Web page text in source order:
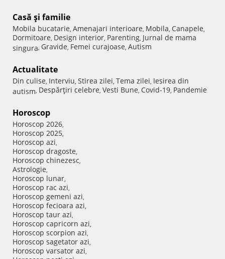
Casă şi familie
Mobila bucatarie, Amenajari interioare, Mobila, Canapele,
Dormitoare, Design interior, Parenting, Jurnal de mama
singura, Gravide, Femei curajoase, Autism
Actualitate
Din culise, Interviu, Stirea zilei, Tema zilei, Iesirea din
autism, Despărţiri celebre, Vesti Bune, Covid-19, Pandemie
Horoscop
Horoscop 2026,
Horoscop 2025,
Horoscop azi,
Horoscop dragoste,
Horoscop chinezesc,
Astrologie,
Horoscop lunar,
Horoscop rac azi,
Horoscop gemeni azi,
Horoscop fecioara azi,
Horoscop taur azi,
Horoscop capricorn azi,
Horoscop scorpion azi,
Horoscop sagetator azi,
Horoscop varsator azi,